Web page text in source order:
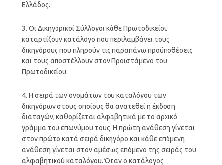
Ελλάδος.
3. Οι Δικηγορικοί Σύλλογοι κάθε Πρωτοδικείου
καταρτίζουν κατάλογο που περιλαμβάνει τους
δικηγόρους που πληρούν τις παραπάνω προϋποθέσεις
και τους αποστέλλουν στον Προϊστάμενο του
Πρωτοδικείου.
4. Η σειρά των ονομάτων του καταλόγου των
δικηγόρων στους οποίους θα ανατεθεί η έκδοση
διαταγών, καθορίζεται αλφαβητικά με το αρχικό
γράμμα του επωνύμου τους. Η πρώτη ανάθεση γίνεται
στον πρώτο κατά σειρά δικηγόρο και κάθε επόμενη
ανάθεση γίνεται στον αμέσως επόμενο της σειράς του
αλφαβητικού καταλόγου. Όταν ο κατάλογος